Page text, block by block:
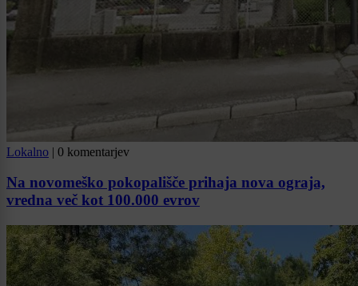
Lokalno | 0 komentarjev
Na novomeško pokopališče prihaja nova ograja,
vredna več kot 100.000 evrov